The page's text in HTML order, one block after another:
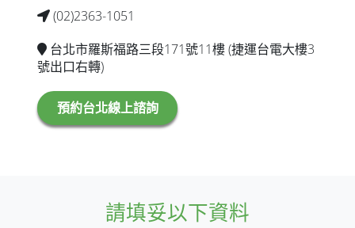
(02)2363-1051
台北市羅斯福路三段171號11樓 (捷運台電大樓3
號出口右轉)
預約台北線上諮詢
請填妥以下資料